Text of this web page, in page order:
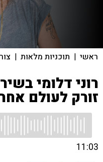
ראשי | תוכניות מלאות |
רוני דלומי
זורק לעולם
11:03